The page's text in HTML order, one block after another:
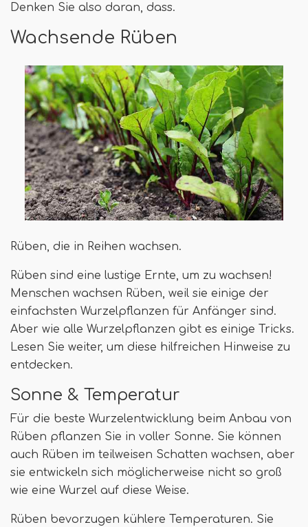
Denken Sie also daran, dass.
Wachsende Rüben
Rüben, die in Reihen wachsen.
Rüben sind eine lustige Ernte, um zu wachsen!
Menschen wachsen Rüben, weil sie einige der
einfachsten Wurzelpflanzen für Anfänger sind.
Aber wie alle Wurzelpflanzen gibt es einige Tricks.
Lesen Sie weiter, um diese hilfreichen Hinweise zu
entdecken.
Sonne & Temperatur
Für die beste Wurzelentwicklung beim Anbau von
Rüben pflanzen Sie in voller Sonne. Sie können
auch Rüben im teilweisen Schatten wachsen, aber
sie entwickeln sich möglicherweise nicht so groß
wie eine Wurzel auf diese Weise.
Rüben bevorzugen kühlere Temperaturen. Sie